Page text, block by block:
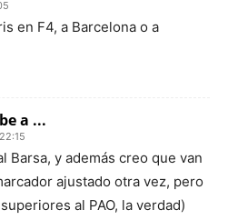
en F4, a Barcelona o a
a ...
Barsa, y además creo que van
ajustado otra vez, pero
al PAO, la verdad)